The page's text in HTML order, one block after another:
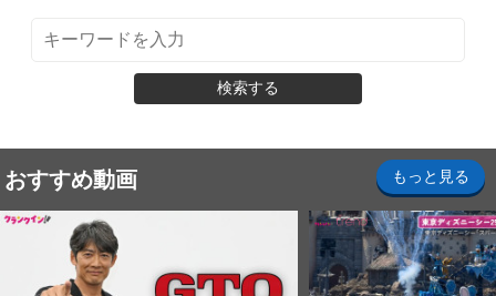
検索する
おすすめ動画 もっと見る